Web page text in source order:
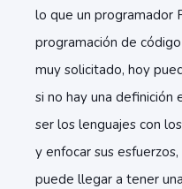
lo que un programador
programación de
muy solicitado, hoy
si no hay una definición
ser los lenguajes con
y enfocar sus
puede llegar a tener